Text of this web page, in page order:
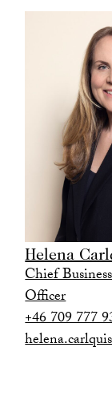
Helena
Chief
Officer
+46 709 777